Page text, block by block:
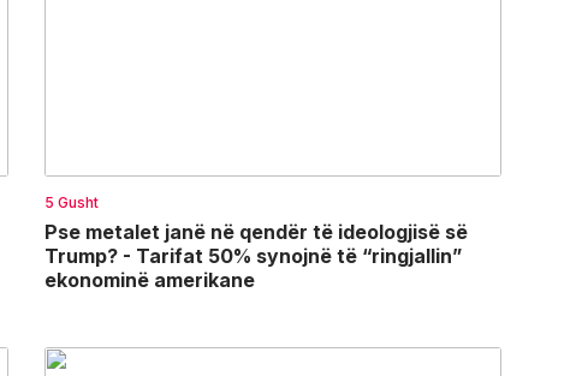
5 Gusht
Pse metalet janë në qendër të ideologjisë së
Trump? - Tarifat 50% synojnë të “ringjallin”
ekonominë amerikane